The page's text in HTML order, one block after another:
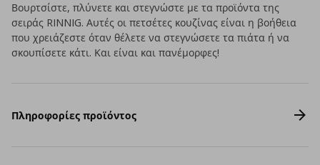
Βουρτσίστε, πλύνετε και στεγνώστε με τα προϊόντα της
σειράς RINNIG. Αυτές οι πετσέτες κουζίνας είναι η βοήθεια
που χρειάζεστε όταν θέλετε να στεγνώσετε τα πιάτα ή να
σκουπίσετε κάτι. Και είναι και πανέμορφες!
Πληροφορίες προϊόντος